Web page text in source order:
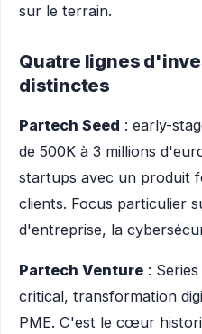
sur le terrain.
Quatre lignes
distinctes
Partech Seed : early-
de 500K à 3 millions
startups avec un produit
clients. Focus particulier
d'entreprise, la
Partech Venture :
critical, transformation
PME. C'est le cœur